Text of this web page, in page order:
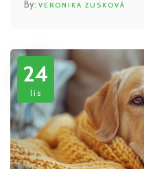
VERONIKA ZUSKOVÁ
24
lis